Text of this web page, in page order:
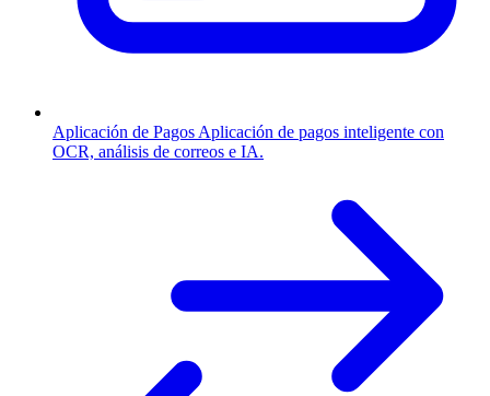
Aplicación de Pagos Aplicación de pagos inteligente con
OCR, análisis de correos e IA.